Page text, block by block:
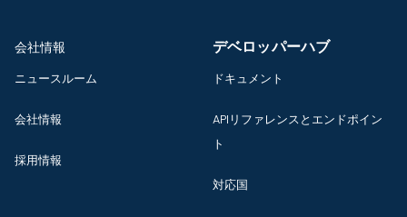
会社情報
ニュースルーム
会社情報
採用情報
デベロッパーハブ
ドキュメント
APIリファレンスとエンドポイン
ト
対応国